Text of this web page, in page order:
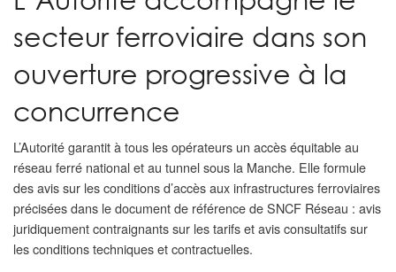
secteur ferroviaire dans son
ouverture progressive à la
concurrence
L’Autorité garantit à tous les opérateurs un accès équitable au
réseau ferré national et au tunnel sous la Manche. Elle formule
des avis sur les conditions d’accès aux infrastructures ferroviaires
précisées dans le document de référence de SNCF Réseau : avis
juridiquement contraignants sur les tarifs et avis consultatifs sur
les conditions techniques et contractuelles.